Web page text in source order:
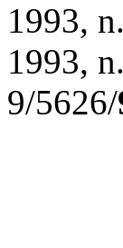
1993,
1993,
9/5626/